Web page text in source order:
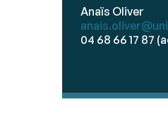
Anaïs Oliver
04 68 66 17 87